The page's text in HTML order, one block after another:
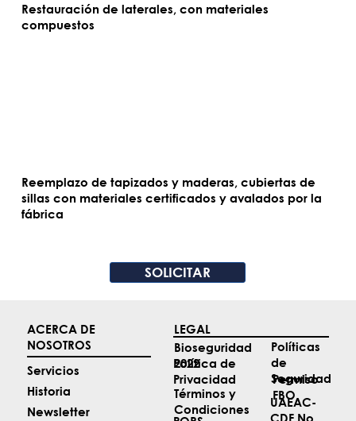
Restauración de laterales, con materiales
compuestos
Reemplazo de tapizados y maderas, cubiertas de
sillas con materiales certificados y avalados por la
fábrica
SOLICITAR
Newsletter
Historia
Servicios
ACERCA DE
NOSOTROS
LEGAL
Bioseguridad
2022
Política de
Privacidad
Términos y
Condiciones
Políticas
de
Seguridad
Permiso
FBO
UAEAC-
CDF No.